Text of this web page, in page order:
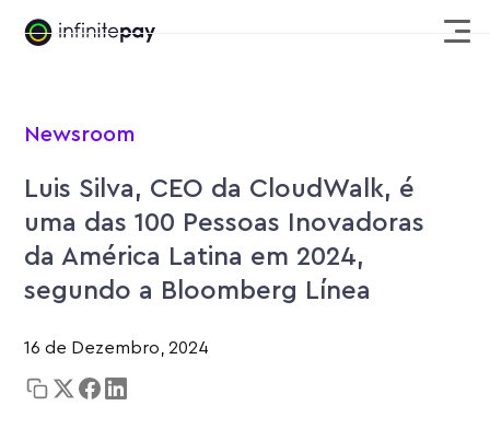
Newsroom
Luis Silva, CEO da CloudWalk, é
uma das 100 Pessoas Inovadoras
da América Latina em 2024,
segundo a Bloomberg Línea
16 de Dezembro, 2024